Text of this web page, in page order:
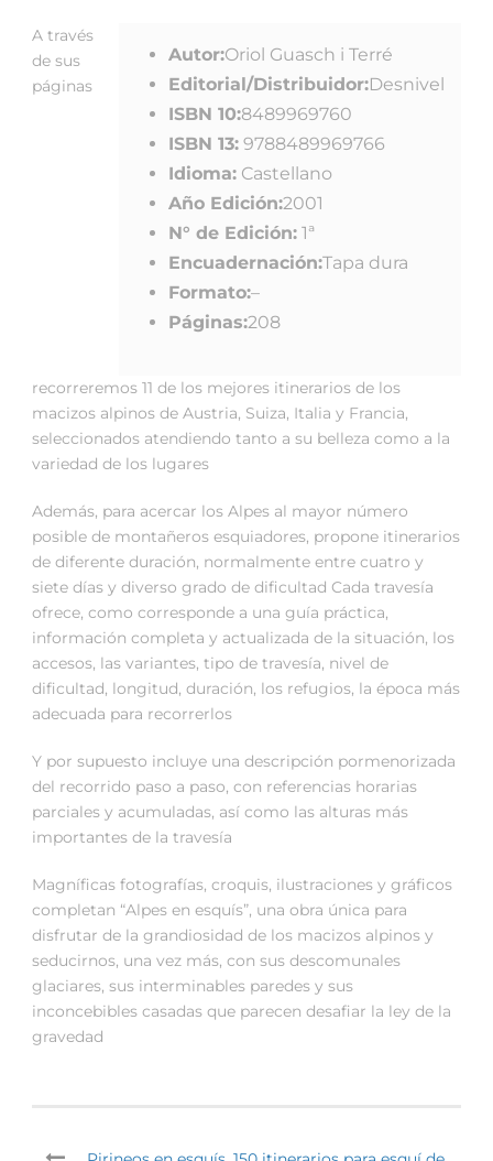
Autor:Oriol Guasch i Terré
Editorial/Distribuidor:Desnivel
ISBN 10:8489969760
ISBN 13: 9788489969766
Idioma: Castellano
Año Edición:2001
N° de Edición: 1ª
Encuadernación:Tapa dura
Formato:–
Páginas:208
A través
de sus
páginas
recorreremos 11 de los mejores itinerarios de los
macizos alpinos de Austria, Suiza, Italia y Francia,
seleccionados atendiendo tanto a su belleza como a la
variedad de los lugares
Además, para acercar los Alpes al mayor número
posible de montañeros esquiadores, propone itinerarios
de diferente duración, normalmente entre cuatro y
siete días y diverso grado de dificultad Cada travesía
ofrece, como corresponde a una guía práctica,
información completa y actualizada de la situación, los
accesos, las variantes, tipo de travesía, nivel de
dificultad, longitud, duración, los refugios, la época más
adecuada para recorrerlos
Y por supuesto incluye una descripción pormenorizada
del recorrido paso a paso, con referencias horarias
parciales y acumuladas, así como las alturas más
importantes de la travesía
Magníficas fotografías, croquis, ilustraciones y gráficos
completan “Alpes en esquís”, una obra única para
disfrutar de la grandiosidad de los macizos alpinos y
seducirnos, una vez más, con sus descomunales
glaciares, sus interminables paredes y sus
inconcebibles casadas que parecen desafiar la ley de la
gravedad